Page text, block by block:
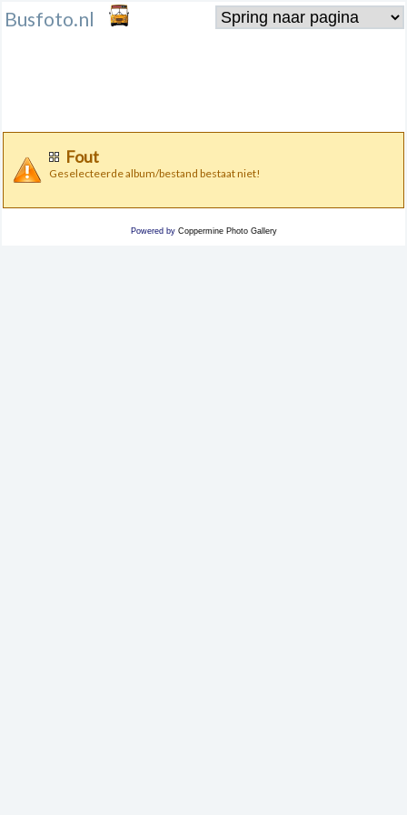
Busfoto.nl
Fout
Geselecteerde album/bestand bestaat niet!
Powered by Coppermine Photo Gallery